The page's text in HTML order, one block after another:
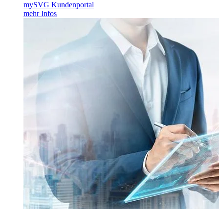
mySVG Kundenportal
mehr Infos